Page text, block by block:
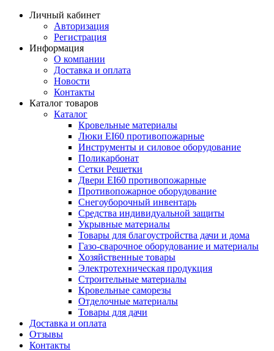
Личный кабинет
Авторизация
Регистрация
Информация
О компании
Доставка и оплата
Новости
Контакты
Каталог товаров
Каталог
Кровельные материалы
Люки EI60 противопожарные
Инструменты и силовое оборудование
Поликарбонат
Сетки Решетки
Двери EI60 противопожарные
Противопожарное оборудование
Снегоуборочный инвентарь
Средства индивидуальной защиты
Укрывные материалы
Товары для благоустройства дачи и дома
Газо-сварочное оборудование и материалы
Хозяйственные товары
Электротехническая продукция
Строительные материалы
Кровельные саморезы
Отделочные материалы
Товары для дачи
Доставка и оплата
Отзывы
Контакты